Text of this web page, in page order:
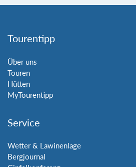
Tourentipp
Über uns
Touren
Hütten
MyTourentipp
Service
Wetter & Lawinenlage
Bergjournal